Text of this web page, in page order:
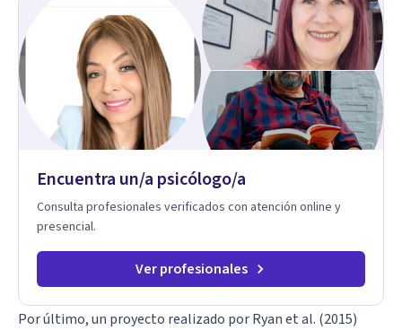
Encuentra un/a psicólogo/a
Consulta profesionales verificados con atención online y
presencial.
Ver profesionales
Por último,un proyecto realizado por Ryan et al. (2015)